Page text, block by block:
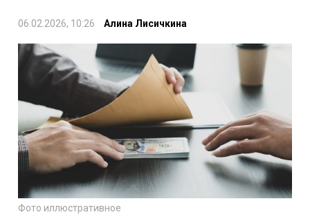
06.02.2026, 10:26 Алина Лисичкина
Фото иллюстративное